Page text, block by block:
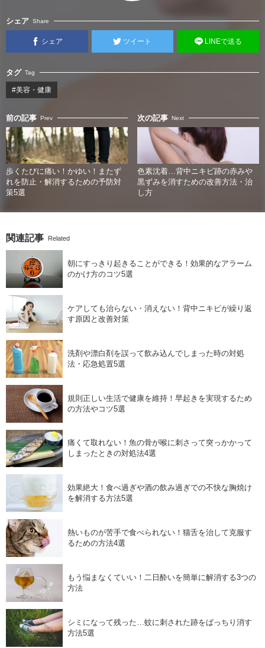
シェア Share
シェア ツイート LINEで送る
タグ Tag
#美容・健康
前の記事 Prev
歩くたびに痛い！かゆい！またず
れを防止・解消するための予防対
策5選
次の記事 Next
色素沈着…背中ニキビ跡の赤みや
黒ずみを消すための改善方法・治
し方
関連記事 Related
朝にすっきり起きることができる！効果的なアラーム
のかけ方のコツ5選
ケアしても治らない・消えない！背中ニキビが繰り返
す原因と改善対策
洗剤や漂白剤を誤って飲み込んでしまった時の対処
法・応急処置5選
規則正しい生活で健康を維持！早起きを実現するため
の方法やコツ5選
痛くて取れない！魚の骨が喉に刺さって突っかかって
しまったときの対処法4選
効果絶大！食べ過ぎや酒の飲み過ぎでの不快な胸焼け
を解消する方法5選
熱いものが苦手で食べられない！猫舌を治して克服す
るための方法4選
もう悩まなくていい！二日酔いを簡単に解消する3つの
方法
シミになって残った…蚊に刺された跡をばっちり消す
方法5選